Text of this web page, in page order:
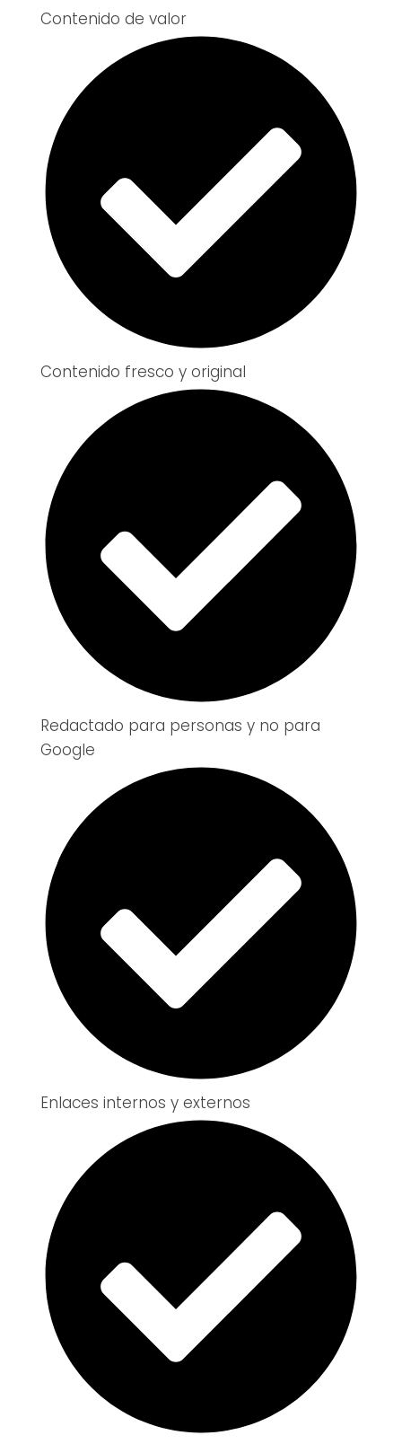
Contenido de valor
Contenido fresco y original
Redactado para personas y no para
Google
Enlaces internos y externos